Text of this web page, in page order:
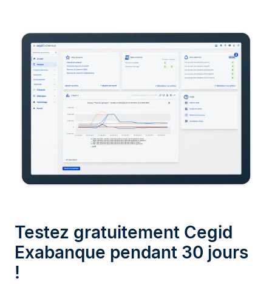
Testez gratuitement Cegid
Exabanque pendant 30 jours
!